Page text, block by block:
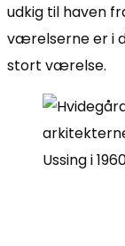
udkig til haven
værelserne er i
stort værelse.